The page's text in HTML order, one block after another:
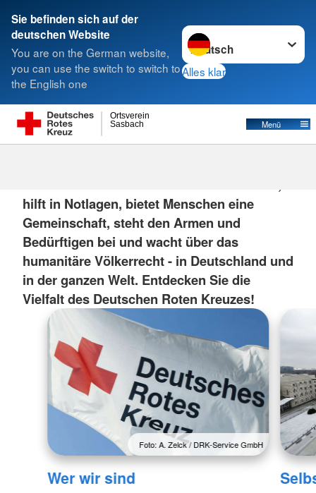
Sie befinden sich auf der
deutschen Website
You are on the German website,
you can use the switch to switch to
the English one
Sprache wechseln zu
Alles klar
Sasbach
Ortsverein
Menü
Suche
hilft in Notlagen, bietet Menschen eine
Gemeinschaft, steht den Armen und
Bedürftigen bei und wacht über das
humanitäre Völkerrecht - in Deutschland und
in der ganzen Welt. Entdecken Sie die
Vielfalt des Deutschen Roten Kreuzes!
Foto: A. Zelck / DRK-Service GmbH
Wer wir sind